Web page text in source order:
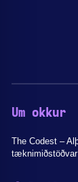
Um okkur
The Codest –